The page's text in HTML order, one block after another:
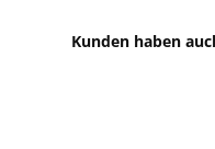
Produktgalerie
Kunden haben